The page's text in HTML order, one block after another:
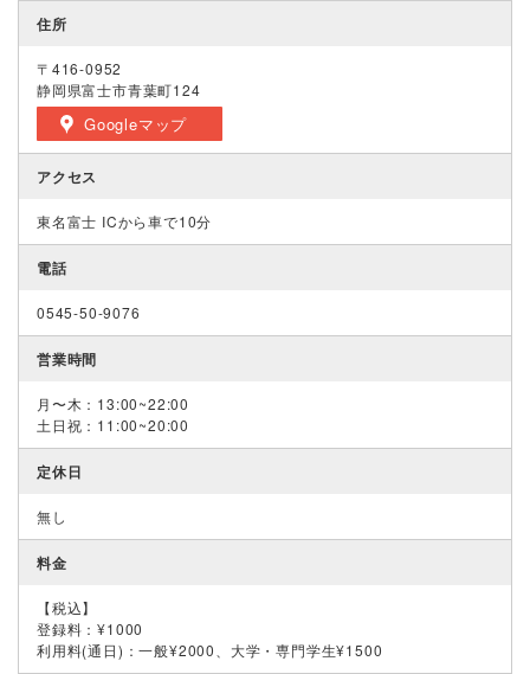
住所
〒416-0952
静岡県富士市青葉町124
Googleマップ
アクセス
東名富士 ICから車で10分
電話
0545-50-9076
営業時間
月〜木：13:00~22:00
土日祝：11:00~20:00
定休日
無し
料金
【税込】
登録料：¥1000
利用料(通日)：一般¥2000、大学・専門学生¥1500